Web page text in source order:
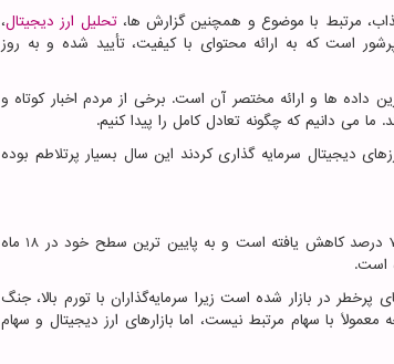
جذاب، مرتبط با موضوع و همچنین گزارش ها،تحلیل ارز دیجیتال،
است که به ارائه محتوای با کیفیت، تأیید شده و به روز
داده ها و ارائه مختصر آن است. برخی از مردم اخبار کوتاه و
می دانیم که چگونه تعادل کامل را پیدا کنیم.
دیجیتال سرمایه گذاری کردند این سال بسیار پرتلاطم بوده
قیمت بیت کوین از بالاترین سطح تاریخ خود یعنی 68000 دلار در ژوئن نزدیک به 70 درصد کاهش یافته است و به پایین ترین سطح خود در 18 ماه
است.
پرخطر در بازار شده است زیرا سرمایه‌گذاران با تورم بالا، جنگ
با سهام مرتبط نیست، اما بازارهای ارز دیجیتال و سهام